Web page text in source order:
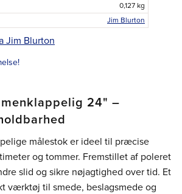
0,127 kg
Jim Blurton
Jim Blurton
24" –
målestok er ideel til præcise
og tommer. Fremstillet af poleret
slid og sikre nøjagtighed over tid. Et
værktøj til smede, beslagsmede og